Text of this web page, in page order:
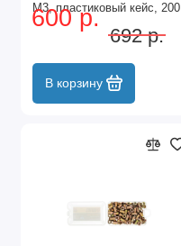
М3, пластиковый кейс, 200
шт. Denzel
600 р.
692 р.
В корзину